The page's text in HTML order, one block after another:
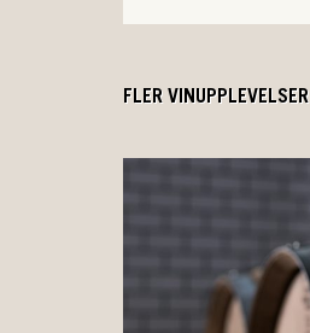
FLER VINUPPLEVELSER